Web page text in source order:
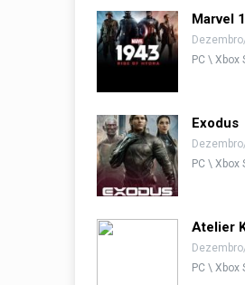
Marvel
PC \ Xbox
Exodus
PC \ Xbox
Atelier
PC \